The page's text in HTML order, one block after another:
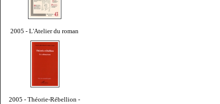
2005 - L'Atelier du roman
2005 - Théorie-Rébellion -